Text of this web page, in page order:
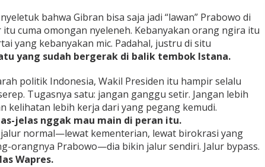
bahwa Gibran bisa saja jadi “lawan” Prabowo di
cuma omongan nyeleneh. Kebanyakan orang ngira itu
yang kebanyakan mic. Padahal, justru di situ
yang sudah bergerak di balik tembok Istana.
politik Indonesia, Wakil Presiden itu hampir selalu
Tugasnya satu: jangan ganggu setir. Jangan lebih
kelihatan lebih kerja dari yang pegang kemudi.
jelas nggak mau main di peran itu.
normal—lewat kementerian, lewat birokrasi yang
orangnya Prabowo—dia bikin jalur sendiri. Jalur bypass.
Wapres.